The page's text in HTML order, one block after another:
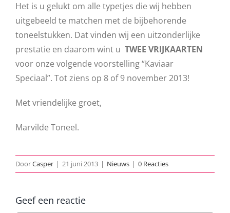
Het is u gelukt om alle typetjes die wij hebben
uitgebeeld te matchen met de bijbehorende
toneelstukken. Dat vinden wij een uitzonderlijke
prestatie en daarom wint u TWEE VRIJKAARTEN
voor onze volgende voorstelling “Kaviaar
Speciaal”. Tot ziens op 8 of 9 november 2013!
Met vriendelijke groet,
Marvilde Toneel.
DoorCasper | 21 juni 2013 | Nieuws | 0 Reacties
Geef een reactie